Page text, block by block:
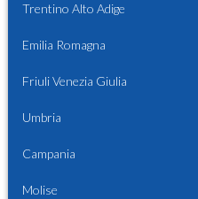
Trentino Alto Adige
Emilia Romagna
Friuli Venezia Giulia
Umbria
Campania
Molise